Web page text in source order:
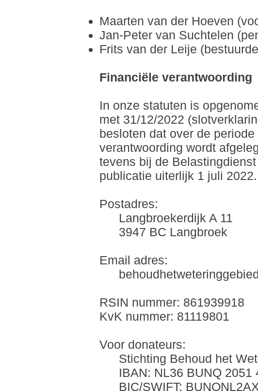
Maarten van der Hoeven
Jan-Peter van Suchtelen
Frits van der Leije
Financiële verantwoording
In onze statuten is
met 31/12/2022
besloten dat over de
verantwoording wordt
tevens bij de
publicatie uiterlijk 1 juli 2022.
Postadres:
Langbroekerdijk A 11
3947 BC Langbroek
Email adres:
RSIN nummer: 861939918
KvK nummer: 81119801
Voor donateurs:
Stichting Behoud het
IBAN: NL36 BUNQ 2051
BIC/SWIFT: